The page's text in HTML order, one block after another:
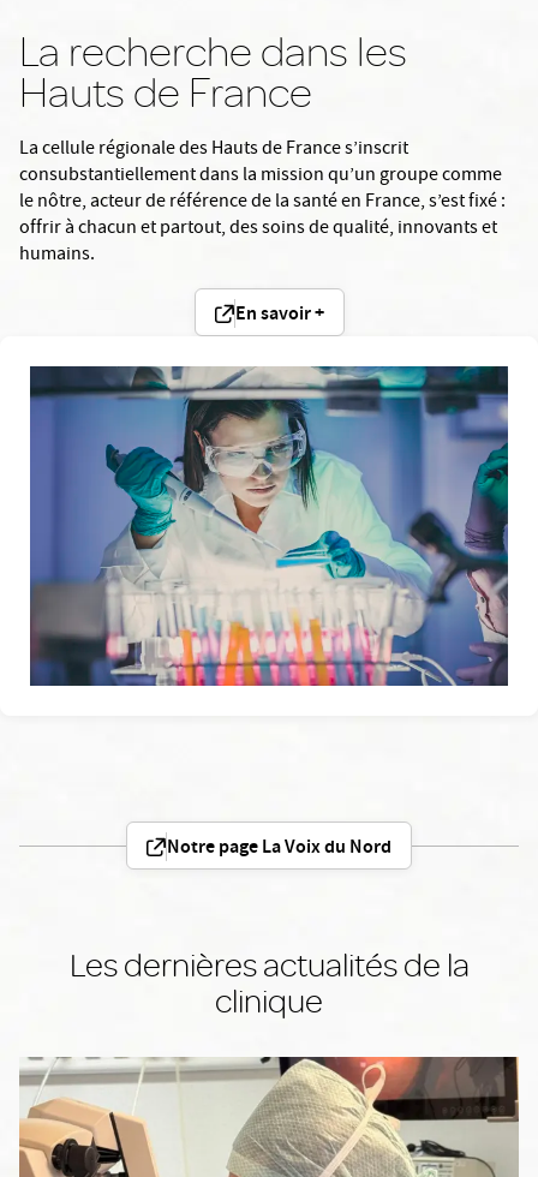
La recherche dans les
Hauts de France
La cellule régionale des Hauts de France s’inscrit
consubstantiellement dans la mission qu’un groupe comme
le nôtre, acteur de référence de la santé en France, s’est fixé :
offrir à chacun et partout, des soins de qualité, innovants et
humains.
En savoir +
Notre page La Voix du Nord
Les dernières actualités de la
clinique